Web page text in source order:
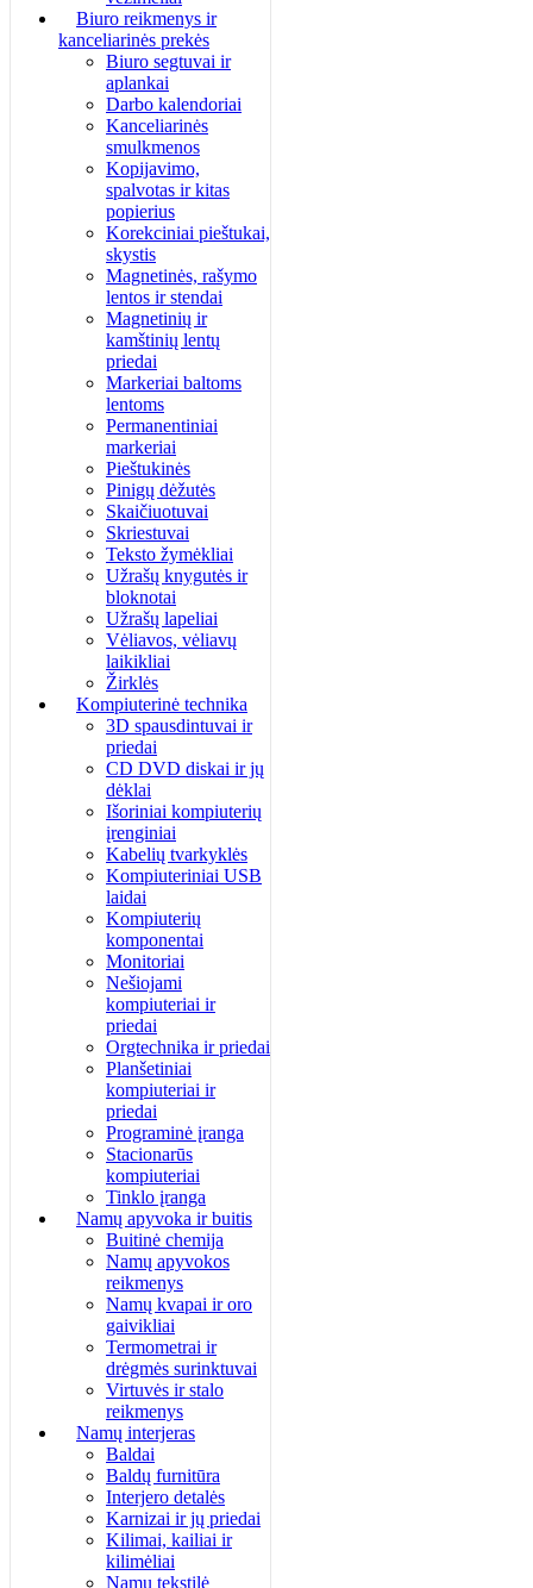
Biuro reikmenys ir
kanceliarinės prekės
Biuro segtuvai ir
aplankai
Darbo kalendoriai
Kanceliarinės
smulkmenos
Kopijavimo,
spalvotas ir kitas
popierius
Korekciniai pieštukai,
skystis
Magnetinės, rašymo
lentos ir stendai
Magnetinių ir
kamštinių lentų
priedai
Markeriai baltoms
lentoms
Permanentiniai
markeriai
Pieštukinės
Pinigų dėžutės
Skaičiuotuvai
Skriestuvai
Teksto žymėkliai
Užrašų knygutės ir
bloknotai
Užrašų lapeliai
Vėliavos, vėliavų
laikikliai
Žirklės
Kompiuterinė technika
3D spausdintuvai ir
priedai
CD DVD diskai ir jų
dėklai
Išoriniai kompiuterių
įrenginiai
Kabelių tvarkyklės
Kompiuteriniai USB
laidai
Kompiuterių
komponentai
Monitoriai
Nešiojami
kompiuteriai ir
priedai
Orgtechnika ir priedai
Planšetiniai
kompiuteriai ir
priedai
Programinė įranga
Stacionarūs
kompiuteriai
Tinklo įranga
Namų apyvoka ir buitis
Buitinė chemija
Namų apyvokos
reikmenys
Namų kvapai ir oro
gaivikliai
Termometrai ir
drėgmės surinktuvai
Virtuvės ir stalo
reikmenys
Namų interjeras
Baldai
Baldų furnitūra
Interjero detalės
Karnizai ir jų priedai
Kilimai, kailiai ir
kilimėliai
Namų tekstilė